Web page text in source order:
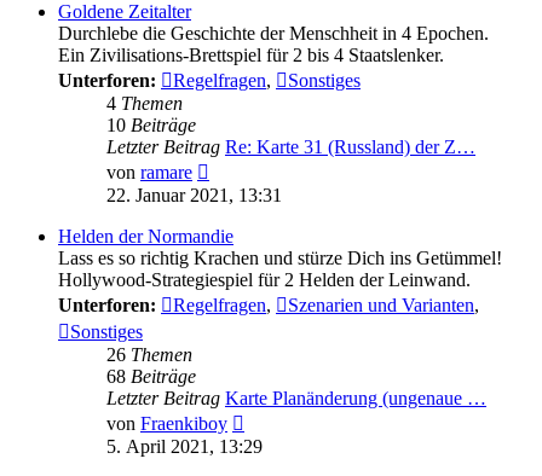
Goldene Zeitalter
Durchlebe die Geschichte der Menschheit in 4 Epochen.
Ein Zivilisations-Brettspiel für 2 bis 4 Staatslenker.
Unterforen:
Regelfragen,
Sonstiges
4 Themen
10 Beiträge
Letzter Beitrag Re: Karte 31 (Russland) der Z…
von ramare
Beitrag
22. Januar 2021, 13:31
Helden der Normandie
Lass es so richtig Krachen und stürze Dich ins Getümmel!
Hollywood-Strategiespiel für 2 Helden der Leinwand.
Unterforen:
Regelfragen, Szenarien und Varianten,
Sonstiges
26 Themen
68 Beiträge
Letzter Beitrag Karte Planänderung (ungenaue …
von Fraenkiboy
Beitrag
5. April 2021, 13:29